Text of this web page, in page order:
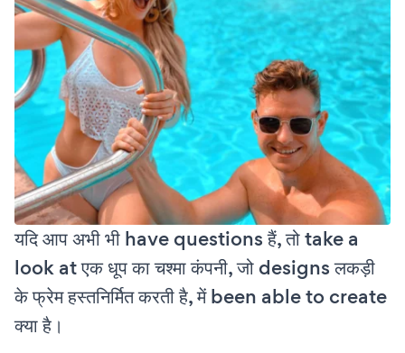
यदि आप अभी भी have questions हैं, तो take a
look at एक धूप का चश्मा कंपनी, जो designs लकड़ी
के फ्रेम हस्तनिर्मित करती है, में been able to create
क्या है।